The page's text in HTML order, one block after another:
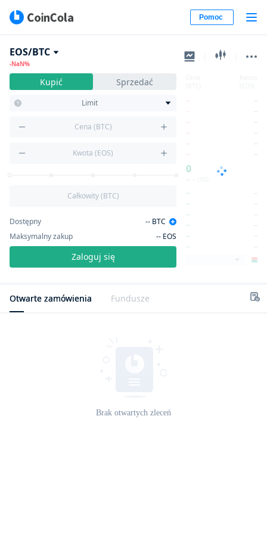
Pomoc
EOS/BTC
-NaN%
Kupić Sprzedać
Limit
Cena (BTC)
Kwota (EOS)
Całkowity (BTC)
Dostępny -- BTC
Maksymalny zakup
-- EOS
Zaloguj się
--
--
--
--
--
--
--
--
--
--
--
--
0
--
--
--
--
--
--
--
--
--
--
--
--
Otwarte zamówienia Fundusze
Brak otwartych zleceń